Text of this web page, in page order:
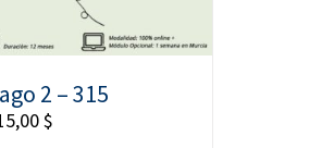
2 – 315
$